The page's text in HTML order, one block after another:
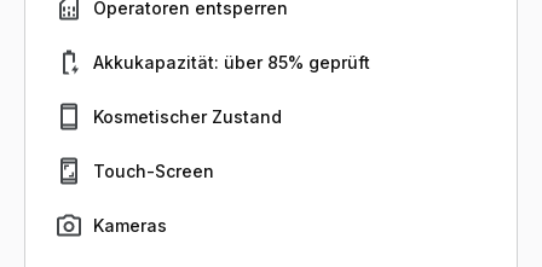
Operatoren entsperren
Akkukapazität: über 85% geprüft
Kosmetischer Zustand
Touch-Screen
Kameras